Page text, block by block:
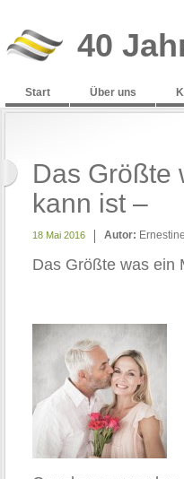
40
Start Über uns
Das Größte
kann ist –
18 Mai 2016 Autor:
Das Größte was ein